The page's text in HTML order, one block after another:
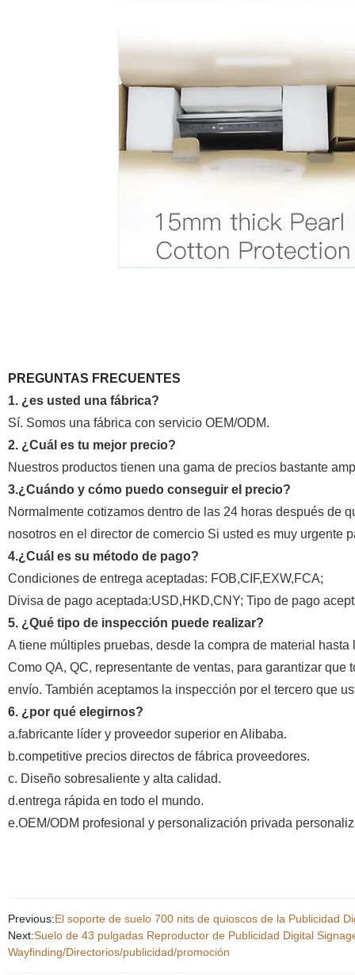
PREGUNTAS FRECUENTES
1. ¿es usted una fábrica?
Sí. Somos una fábrica con servicio OEM/ODM.
2. ¿Cuál es tu mejor precio?
Nuestros productos tienen una gama de precios bastante
3.¿Cuándo y cómo puedo conseguir el precio?
Normalmente cotizamos dentro de las 24 horas después de
nosotros en el director de comercio Si usted es muy urgente
4.¿Cuál es su método de pago?
Condiciones de entrega aceptadas: FOB,CIF,EXW,FCA;
Divisa de pago aceptada:USD,HKD,CNY; Tipo de pago
5. ¿Qué tipo de inspección puede realizar?
A tiene múltiples pruebas, desde la compra de material
Como QA, QC, representante de ventas, para garantizar
envío. También aceptamos la inspección por el tercero que
6. ¿por qué elegirnos?
a.fabricante líder y proveedor superior en Alibaba.
b.competitive precios directos de fábrica proveedores.
c. Diseño sobresaliente y alta calidad.
d.entrega rápida en todo el mundo.
e.OEM/ODM profesional y personalización privada
Previous:El soporte de suelo 700 nits de quioscos de la Publicidad
Next:Suelo de 43 pulgadas Reproductor de Publicidad Digital
Wayfinding/Directorios/publicidad/promoción